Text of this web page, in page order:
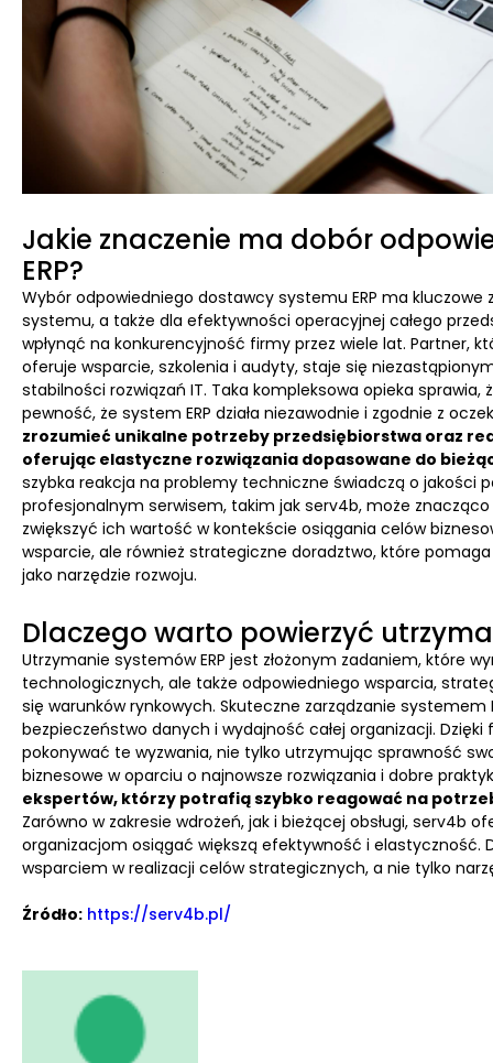
Jakie znaczenie ma dobór
ERP?
Wybór odpowiedniego dostawcy systemu ERP ma
systemu, a także dla efektywności operacyjnej całego
wpłynąć na konkurencyjność firmy przez wiele lat. Partner,
oferuje wsparcie, szkolenia i audyty, staje się
stabilności rozwiązań IT. Taka kompleksowa opieka
pewność, że system ERP działa niezawodnie i zgodnie z
zrozumieć unikalne potrzeby przedsiębiorstwa oraz
oferując elastyczne rozwiązania dopasowane do
szybka reakcja na problemy techniczne świadczą o jakości
profesjonalnym serwisem, takim jak serv4b, może
zwiększyć ich wartość w kontekście osiągania celów
wsparcie, ale również strategiczne doradztwo, które
jako narzędzie rozwoju.
Dlaczego warto powierzyć
Utrzymanie systemów ERP jest złożonym zadaniem, które
technologicznych, ale także odpowiedniego wsparcia,
się warunków rynkowych. Skuteczne zarządzanie systemem
bezpieczeństwo danych i wydajność całej organizacji.
pokonywać te wyzwania, nie tylko utrzymując sprawność
biznesowe w oparciu o najnowsze rozwiązania i dobre
ekspertów, którzy potrafią szybko reagować na
Zarówno w zakresie wdrożeń, jak i bieżącej obsługi, serv4b
organizacjom osiągać większą efektywność i elastyczność.
wsparciem w realizacji celów strategicznych, a nie tylko
Źródło: https://serv4b.pl/